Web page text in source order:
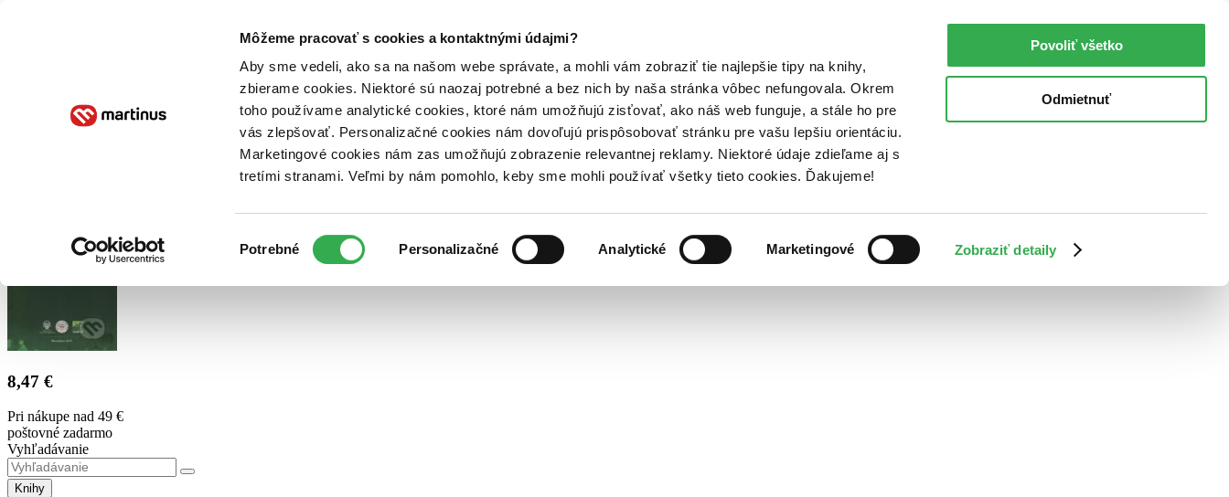
Môžeme pracovať s cookies a kontaktnými údajmi?
Aby sme vedeli, ako sa na našom webe správate, a mohli vám zobraziť tie najlepšie tipy na knihy,
zbierame cookies. Niektoré sú naozaj potrebné a bez nich by naša stránka vôbec nefungovala. Okrem
toho používame analytické cookies, ktoré nám umožňujú zisťovať, ako náš web funguje, a stále ho pre
vás zlepšovať. Personalizačné cookies nám dovoľujú prispôsobovať stránku pre vašu lepšiu orientáciu.
Marketingové cookies nám zas umožňujú zobrazenie relevantnej reklamy. Niektoré údaje zdieľame aj s
tretími stranami. Veľmi by nám pomohlo, keby sme mohli používať všetky tieto cookies. Ďakujeme!
súhlasu
Potrebné Personalizačné Analytické Marketingové Zobraziť detaily
Povoliť všetko
Odmietnuť
Poukážky Kontakt
8,47 €
Pri nákupe nad 49 €
poštovné zadarmo
Vyhľadávanie
Knihy